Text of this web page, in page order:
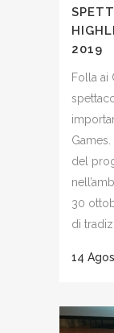
2019
Folla ai
del
30
di
14